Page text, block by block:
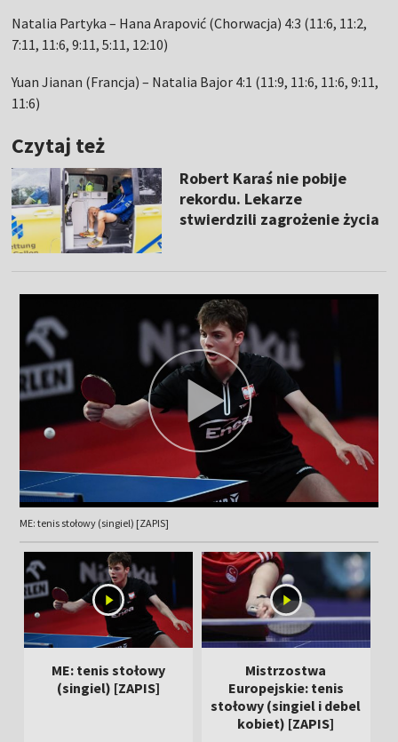
Natalia Partyka – Hana Arapović (Chorwacja) 4:3 (11:6, 11:2,
7:11, 11:6, 9:11, 5:11, 12:10)
Yuan Jianan (Francja) – Natalia Bajor 4:1 (11:9, 11:6, 11:6, 9:11,
11:6)
Czytaj też
Robert Karaś nie pobije
rekordu. Lekarze
stwierdzili zagrożenie życia
ME: tenis stołowy (singiel) [ZAPIS]
ME: tenis stołowy
(singiel) [ZAPIS]
Mistrzostwa
Europejskie: tenis
stołowy (singiel i debel
kobiet) [ZAPIS]